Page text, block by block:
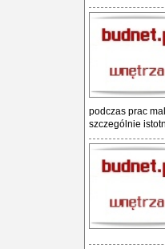
podczas prac
szczególnie